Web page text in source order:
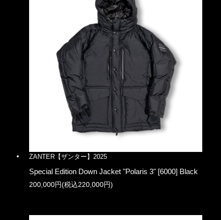
ZANTER【ザンター】2025
Special Edition Down Jacket "Polaris 3" [6000] Black
200,000円(税込220,000円)